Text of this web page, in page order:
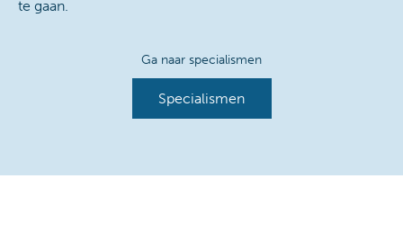
te gaan.
Ga naar specialismen
Specialismen